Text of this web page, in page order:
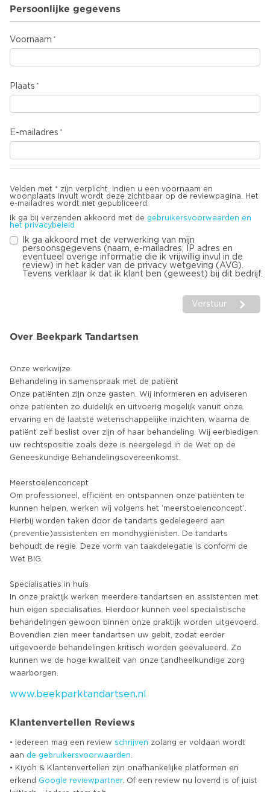
Persoonlijke gegevens
Voornaam
Plaats
E-mailadres
Velden met * zijn verplicht. Indien u een voornaam en
woonplaats invult wordt deze zichtbaar op de reviewpagina. Het
e-mailadres wordt niet gepubliceerd.
Ik ga bij verzenden akkoord met de gebruikersvoorwaarden en
het privacybeleid
Ik ga akkoord met de verwerking van mijn
persoonsgegevens (naam, e-mailadres, IP adres en
eventueel overige informatie die ik vrijwillig invul in de
review) in het kader van de privacy wetgeving (AVG).
Tevens verklaar ik dat ik klant ben (geweest) bij dit bedrijf.
Verstuur
Over Beekpark Tandartsen
Onze werkwijze
Behandeling in samenspraak met de patiënt
Onze patiënten zijn onze gasten. Wij informeren en adviseren
onze patiënten zo duidelijk en uitvoerig mogelijk vanuit onze
ervaring en de laatste wetenschappelijke inzichten, waarna de
patiënt zelf beslist over zijn of haar behandeling. Wij eerbiedigen
uw rechtspositie zoals deze is neergelegd in de Wet op de
Geneeskundige Behandelingsovereenkomst.
Meerstoelenconcept
Om professioneel, efficiënt en ontspannen onze patiënten te
kunnen helpen, werken wij volgens het ‘meerstoelenconcept’.
Hierbij worden taken door de tandarts gedelegeerd aan
(preventie)assistenten en mondhygiënisten. De tandarts
behoudt de regie. Deze vorm van taakdelegatie is conform de
Wet BIG.
Specialisaties in huis
In onze praktijk werken meerdere tandartsen en assistenten met
hun eigen specialisaties. Hierdoor kunnen veel specialistische
behandelingen gewoon binnen onze praktijk worden uitgevoerd.
Bovendien zien meer tandartsen uw gebit, zodat eerder
uitgevoerde behandelingen kritisch worden geëvalueerd. Zo
kunnen we de hoge kwaliteit van onze tandheelkundige zorg
www.beekparktandartsen.nl
Klantenvertellen Reviews
• Iedereen mag een review schrijven zolang er voldaan wordt
aan de gebruikersvoorwaarden
• Kiyoh & Klantenvertellen zijn onafhankelijke platformen en
erkend Google reviewpartner. Of een review nu lovend is of juist